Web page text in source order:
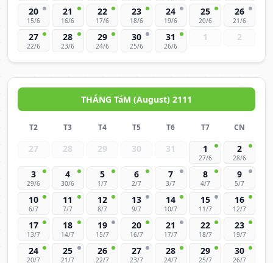
20
15/6
21
16/6
22
17/6
23
18/6
24
19/6
25
20/6
26
21/6
27
22/6
28
23/6
29
24/6
30
25/6
31
26/6
1 2
THÁNG TáM (August) 2111
T2 T3 T4 T5 T6 T7 CN
27 28 29 30 31 1
27/6
2
28/6
3
29/6
4
30/6
5
1/7
6
2/7
7
3/7
8
4/7
9
5/7
10
6/7
11
7/7
12
8/7
13
9/7
14
10/7
15
11/7
16
12/7
17
13/7
18
14/7
19
15/7
20
16/7
21
17/7
22
18/7
23
19/7
24
20/7
25
21/7
26
22/7
27
23/7
28
24/7
29
25/7
30
26/7